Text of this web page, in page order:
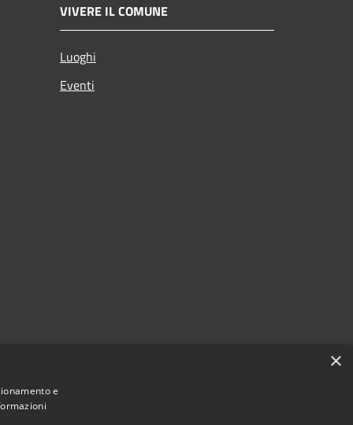
VIVERE IL COMUNE
Luoghi
Eventi
×
e